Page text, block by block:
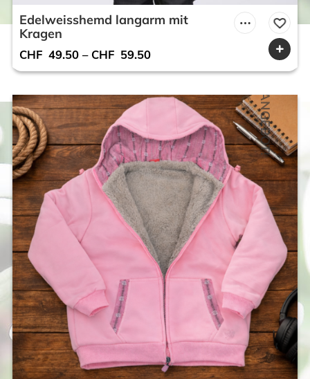
Edelweisshemd langarm mit
Kragen
CHF 49.50 – CHF 59.50
ANGEBOT!